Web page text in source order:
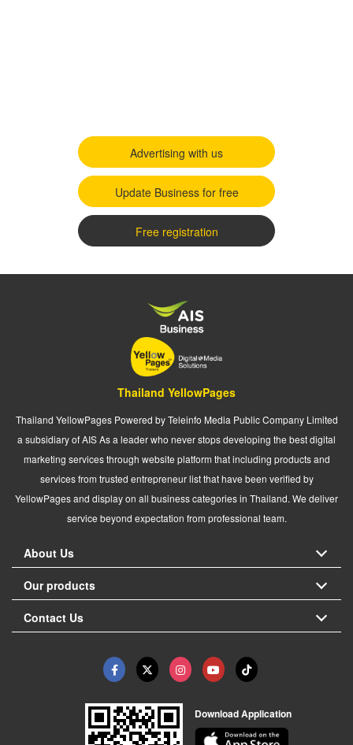
Advertising with us
Update Business for free
Free registration
Thailand YellowPages
Thailand YellowPages Powered by Teleinfo Media Public Company Limited
a subsidiary of AIS As a leader who never stops developing the best digital
marketing services through website platform that including products and
services from trusted entrepreneur list that have been verified by
YellowPages and display on all business categories in Thailand. We deliver
service beyond expectation from professional team.
About Us
Our products
Contact Us
Download Application